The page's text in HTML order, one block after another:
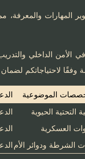
المهارات والمعرفة،
الأمن الداخلي
لاحتياجاتكم
الموضوعية
التحتية الحيوية
العسكرية
الشرطة ودوائر الأم